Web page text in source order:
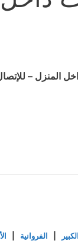
المنزل –
الفروانية